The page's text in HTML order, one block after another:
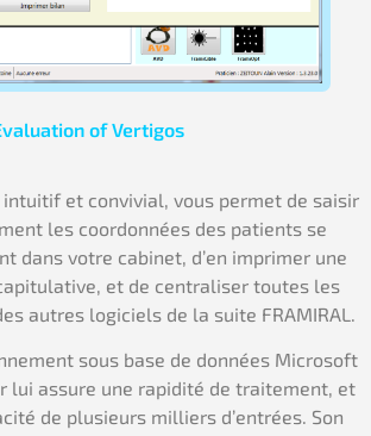
of Vertigos
intuitif et convivial, vous permet de saisir
les coordonnées des patients se
dans votre cabinet, d’en imprimer une
et de centraliser toutes les
autres logiciels de la suite FRAMIRAL.
sous base de données Microsoft
lui assure une rapidité de traitement, et
de plusieurs milliers d’entrées. Son